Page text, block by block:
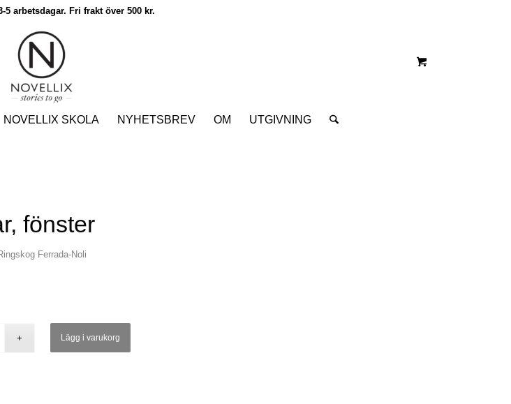
5 arbetsdagar. Fri frakt över 500 kr.
NOVELLIX SKOLA NYHETSBREV OM UTGIVNING
fönster
Ferrada-Noli
Lägg i varukorg